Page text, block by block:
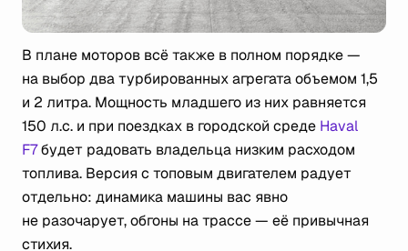
В плане моторов всё также в полном порядке —
на выбор два турбированных агрегата объемом 1,5
и 2 литра. Мощность младшего из них равняется
150 л.с. и при поездках в городской среде Haval
F7будет радовать владельца низким расходом
топлива. Версия с топовым двигателем радует
отдельно: динамика машины вас явно
не разочарует, обгоны на трассе — её привычная
стихия.